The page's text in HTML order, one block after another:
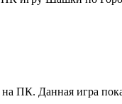
ПК. Данная игра